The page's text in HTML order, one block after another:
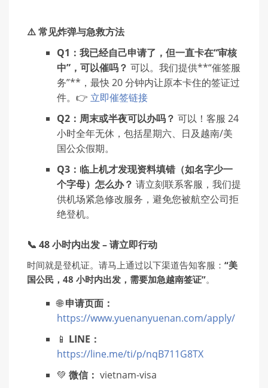
⚠️ 常见炸弹与急救方法
Q1：我已经自己申请了，但一直卡在“审核
中”，可以催吗？ 可以。我们提供**“催签服
务”**，最快 20 分钟内让原本卡住的签证过
件。👉 立即催签链接
Q2：周末或半夜可以办吗？ 可以！客服 24
小时全年无休，包括星期六、日及越南/美
国公众假期。
Q3：临上机才发现资料填错（如名字少一
个字母）怎么办？ 请立刻联系客服，我们提
供机场紧急修改服务，避免您被航空公司拒
绝登机。
📞 48 小时内出发 – 请立即行动
时间就是登机证。请马上通过以下渠道告知客服： “美
国公民，48 小时内出发，需要加急越南签证”。
🌐申请页面：
https://www.yuenanyuenan.com/apply/
📱 LINE：
https://line.me/ti/p/nqB711G8TX
💚 微信： vietnam-visa